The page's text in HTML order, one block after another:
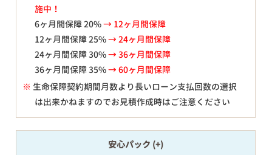
施中！
6ヶ月間保障 20%→ 12ヶ月間保障
12ヶ月間保障 25%→ 24ヶ月間保障
24ヶ月間保障 30%→ 36ヶ月間保障
36ヶ月間保障 35%→ 60ヶ月間保障
※ 生命保障契約期間月数より長いローン支払回数の選択
は出来かねますのでお見積作成時はご注意ください
安心パック